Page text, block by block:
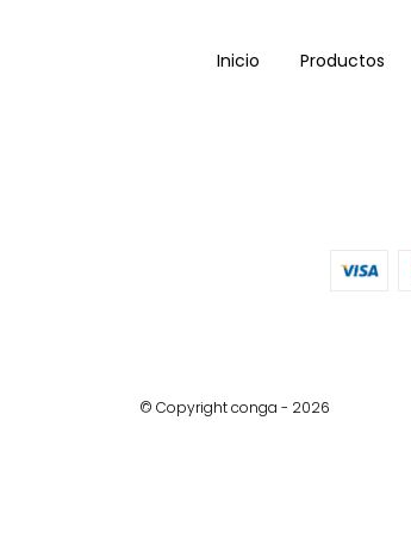
Inicio Productos
© Copyright conga - 2026